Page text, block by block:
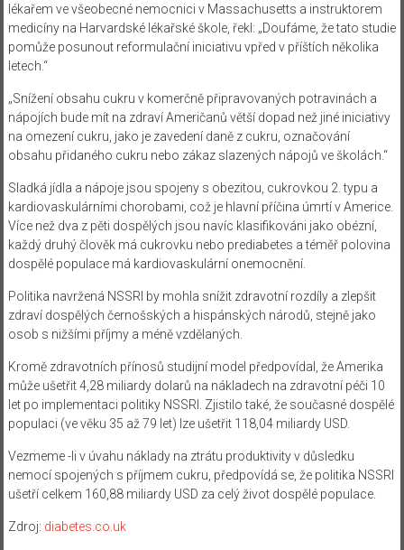
lékařem ve všeobecné nemocnici v Massachusetts a instruktorem
medicíny na Harvardské lékařské škole, řekl: „Doufáme, že tato studie
pomůže posunout reformulační iniciativu vpřed v příštích několika
letech.“
„Snížení obsahu cukru v komerčně připravovaných potravinách a
nápojích bude mít na zdraví Američanů větší dopad než jiné iniciativy
na omezení cukru, jako je zavedení daně z cukru, označování
obsahu přidaného cukru nebo zákaz slazených nápojů ve školách.“
Sladká jídla a nápoje jsou spojeny s obezitou, cukrovkou 2. typu a
kardiovaskulárními chorobami, což je hlavní příčina úmrtí v Americe.
Více než dva z pěti dospělých jsou navíc klasifikováni jako obézní,
každý druhý člověk má cukrovku nebo prediabetes a téměř polovina
dospělé populace má kardiovaskulární onemocnění.
Politika navržená NSSRI by mohla snížit zdravotní rozdíly a zlepšit
zdraví dospělých černošských a hispánských národů, stejně jako
osob s nižšími příjmy a méně vzdělaných.
Kromě zdravotních přínosů studijní model předpovídal, že Amerika
může ušetřit 4,28 miliardy dolarů na nákladech na zdravotní péči 10
let po implementaci politiky NSSRI. Zjistilo také, že současné dospělé
populaci (ve věku 35 až 79 let) lze ušetřit 118,04 miliardy USD.
Vezmeme -li v úvahu náklady na ztrátu produktivity v důsledku
nemocí spojených s příjmem cukru, předpovídá se, že politika NSSRI
ušetří celkem 160,88 miliardy USD za celý život dospělé populace.
Zdroj: diabetes.co.uk